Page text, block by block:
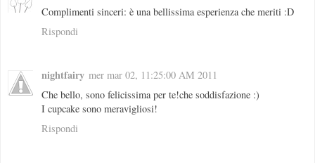
Complimenti sinceri: è una bellissima esperienza che meriti :D
Rispondi
nightfairy mer mar 02, 11:25:00 AM 2011
Che bello, sono felicissima per te!che soddisfazione :)
I cupcake sono meravigliosi!
Rispondi